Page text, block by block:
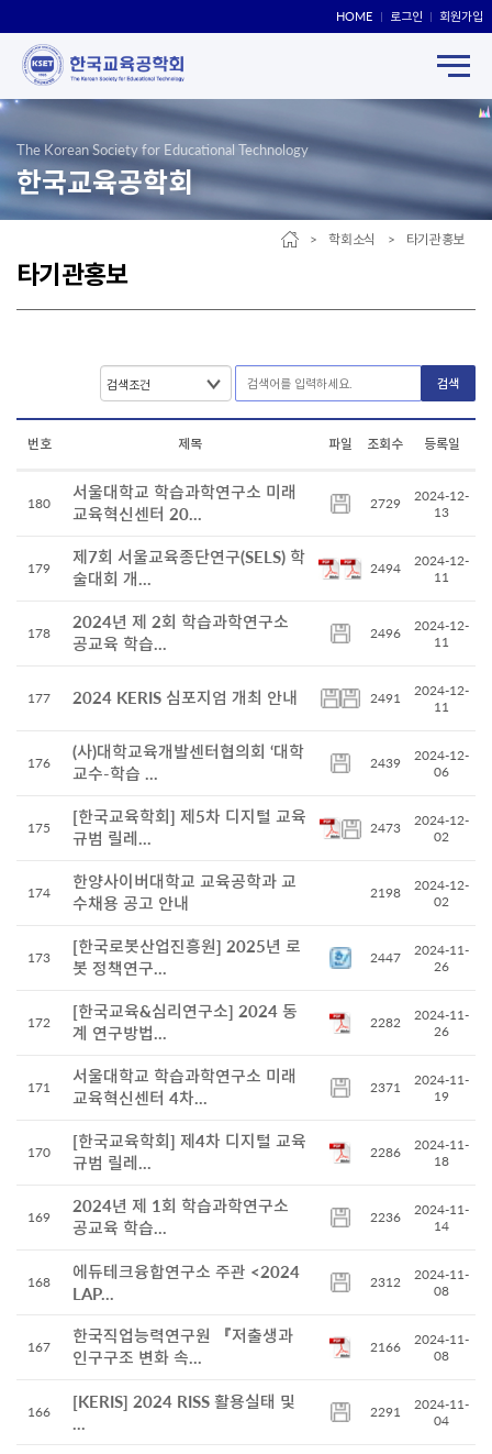
HOME 로그인 회원가입
The Korean Society for Educational Technology
한국교육공학회
타기관홍보
> 학회소식 > 타기관홍보
검색
번호 제목 파일 조회수 등록일
180
서울대학교 학습과학연구소 미래
교육혁신센터 20...
2729
2024-12-
13
179
제7회 서울교육종단연구(SELS) 학
술대회 개...
2494
2024-12-
11
178
2024년 제 2회 학습과학연구소
공교육 학습...
2496
2024-12-
11
177 2024 KERIS 심포지엄 개최 안내 2491
2024-12-
11
176
(사)대학교육개발센터협의회 ‘대학
교수-학습 ...
2439
2024-12-
06
175
[한국교육학회] 제5차 디지털 교육
규범 릴레...
2473
2024-12-
02
174
한양사이버대학교 교육공학과 교
수채용 공고 안내
2198
2024-12-
02
173
[한국로봇산업진흥원] 2025년 로
봇 정책연구...
2447
2024-11-
26
172
[한국교육&심리연구소] 2024 동
계 연구방법...
2282
2024-11-
26
171
서울대학교 학습과학연구소 미래
교육혁신센터 4차...
2371
2024-11-
19
170
[한국교육학회] 제4차 디지털 교육
규범 릴레...
2286
2024-11-
18
169
2024년 제 1회 학습과학연구소
공교육 학습...
2236
2024-11-
14
168
에듀테크융합연구소 주관 <2024
LAP...
2312
2024-11-
08
167
한국직업능력연구원 『저출생과
인구구조 변화 속...
2166
2024-11-
08
166
[KERIS] 2024 RISS 활용실태 및
...
2291
2024-11-
04